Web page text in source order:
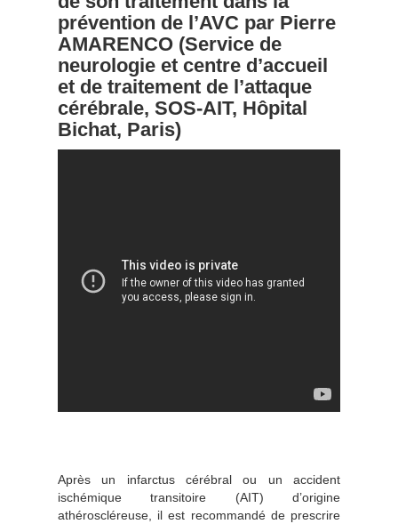
prévention de l’AVC par Pierre
AMARENCO (Service de
neurologie et centre d’accueil
et de traitement de l’attaque
cérébrale, SOS-AIT, Hôpital
Bichat, Paris)
Après un infarctus cérébral ou un accident
ischémique transitoire (AIT) d’origine
athéroscléreuse, il est recommandé de prescrire